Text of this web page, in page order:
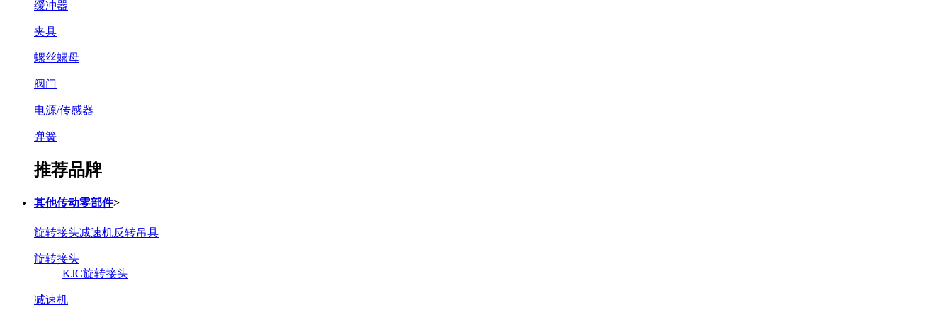
缓冲器
夹具
螺丝螺母
阀门
电源/传感器
弹簧
推荐品牌
其他传动零部件>
旋转接头减速机反转吊具
旋转接头
KJC旋转接头
减速机